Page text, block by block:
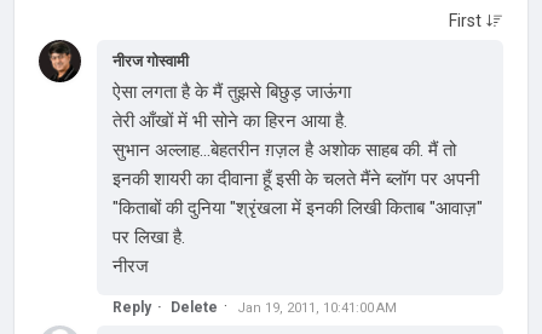
नीरज गोस्वामी
ऐसा लगता है के मैं तुझसे बिछुड़ जाऊंगा
तेरी आँखों में भी सोने का हिरन आया है.
सुभान अल्लाह...बेहतरीन ग़ज़ल है अशोक साहब की. मैं तो
इनकी शायरी का दीवाना हूँ इसी के चलते मैंने ब्लॉग पर अपनी
"किताबों की दुनिया "श्रृंखला में इनकी लिखी किताब "आवाज़"
पर लिखा है.
नीरज
Reply Delete Jan 19, 2011, 10:41:00 AM